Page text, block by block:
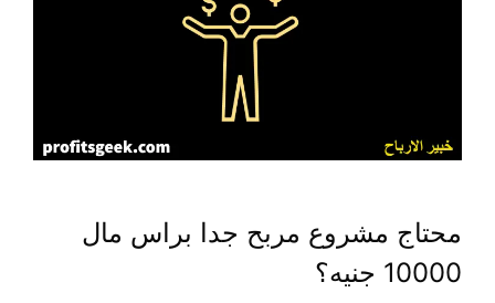
محتاج مشروع مربح جدا براس مال
10000 جنيه؟